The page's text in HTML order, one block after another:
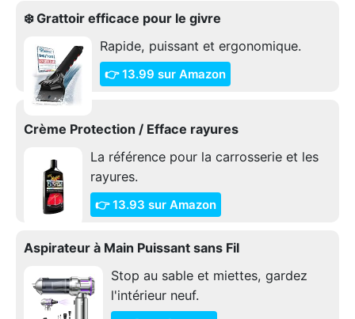
❄️ Grattoir efficace pour le givre
Rapide, puissant et ergonomique.
👉 13.99 sur Amazon
Crème Protection / Efface rayures
La référence pour la carrosserie et les
rayures.
👉 13.93 sur Amazon
Aspirateur à Main Puissant sans Fil
Stop au sable et miettes, gardez
l'intérieur neuf.